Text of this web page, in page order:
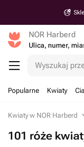
NOR Harberd
Ulica, numer,
Wyszukaj
Popularne Kwiaty
Kwiaty w NOR Harberd
101 róże